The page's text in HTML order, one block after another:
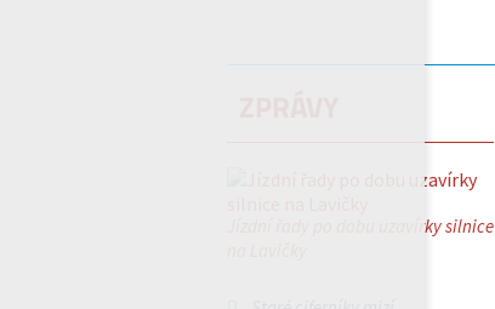
Jízdní řady po dobu uzavírky silnice